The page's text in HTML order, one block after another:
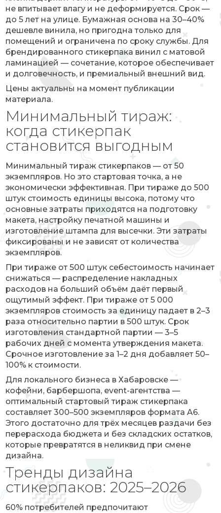
не впитывает влагу и не деформируется. Срок —
до 5 лет на улице. Бумажная основа на 30–40%
дешевле винила, но пригодна только для
помещений и ограничена по сроку службы. Для
брендированного стикерпака винил с матовой
ламинацией — сочетание, которое обеспечивает
и долговечность, и премиальный внешний вид.
Цены актуальны на момент публикации
материала.
Минимальный тираж:
когда стикерпак
становится выгодным
Минимальный тираж стикерпаков — от 50
экземпляров. Но это стартовая точка, а не
экономически эффективная. При тираже до 500
штук стоимость единицы высока, потому что
основные затраты приходятся на подготовку
макета, настройку печатной машины и
изготовление штампа для высечки. Эти затраты
фиксированы и не зависят от количества
экземпляров.
При тираже от 500 штук себестоимость начинает
снижаться — распределение накладных
расходов на больший объём даёт первый
ощутимый эффект. При тираже от 5 000
экземпляров стоимость за единицу падает в 2–3
раза относительно партии в 500 штук. Срок
изготовления стандартной партии — 3–5
рабочих дней с момента утверждения макета.
Срочное изготовление за 1–2 дня добавляет 50–
100% к стоимости.
Для локального бизнеса в Хабаровске —
кофейни, барбершопа, event-агентства —
оптимальный стартовый тираж стикерпака
составляет 300–500 экземпляров формата A6.
Этого достаточно для трёх месяцев раздачи без
перерасхода бюджета и без складских остатков,
которые превратятся в неликвид при смене
дизайна.
Тренды дизайна
стикерпаков: 2025–2026
60% потребителей предпочитают